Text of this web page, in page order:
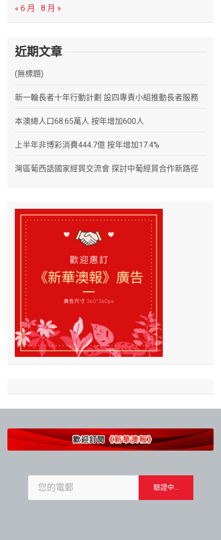
« 6 月
8 月 »
近期文章
(無標題)
新一輪長者十年行動計劃 設四專責小組推動長者服務
本澳總人口68.65萬人 按年增加600人
上半年非博彩消費444.7億 按年增加17.4%
灣區葡西語國家經貿交流會 探討中葡經貿合作新路徑